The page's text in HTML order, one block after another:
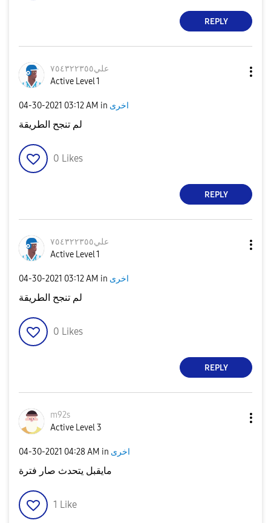
REPLY
علي٧٥٤٣٢٢٣٥٥
Active Level 1
‎04-30-2021 03:12 AM in اخرى
لم تنجح الطريقة
0 Likes
REPLY
علي٧٥٤٣٢٢٣٥٥
Active Level 1
‎04-30-2021 03:12 AM in اخرى
لم تنجح الطريقة
0 Likes
REPLY
m92s
Active Level 3
‎04-30-2021 04:28 AM in اخرى
مايقبل يتحدث صار فترة
1 Like